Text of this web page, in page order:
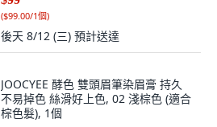
($99.00/1個)
後天 8/12 (三) 預計送達
JOOCYEE 酵色 雙頭眉筆染眉膏 持久
不易掉色 絲滑好上色, 02 淺棕色 (適合
棕色髮), 1個